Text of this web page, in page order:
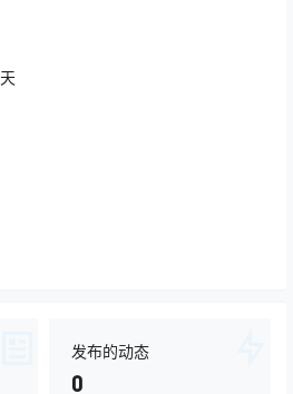
天
发布的动态
0